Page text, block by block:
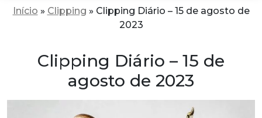
Início » Clipping » Clipping Diário – 15 de agosto de
2023
Clipping Diário – 15 de
agosto de 2023